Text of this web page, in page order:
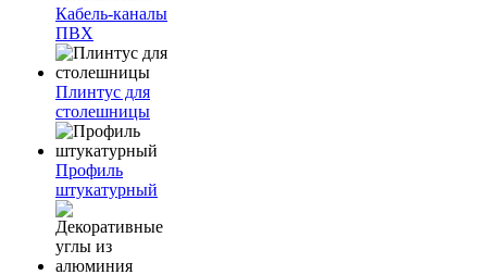
Кабель-каналы
ПВХ
Плинтус для
столешницы
Профиль
штукатурный